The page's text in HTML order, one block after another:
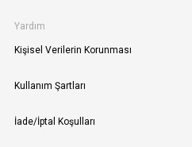
Yardım
Kişisel Verilerin Korunması
Kullanım Şartları
İade/İptal Koşulları